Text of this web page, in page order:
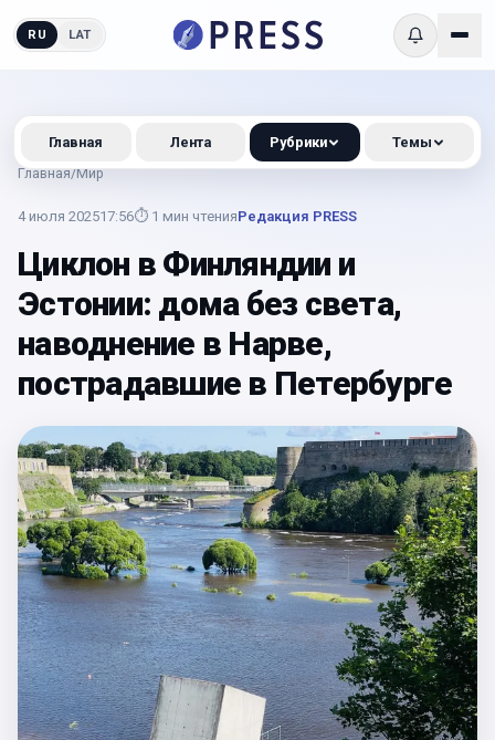
RU LAT
Главная/Мир
4 июля 202517:56⏱ 1 мин чтенияРедакция PRESS
Циклон в Финляндии и
Эстонии: дома без света,
наводнение в Нарве,
пострадавшие в Петербурге
Главная Лента Рубрики Темы